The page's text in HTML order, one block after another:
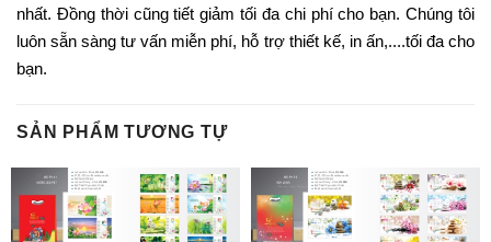
nhất. Đồng thời cũng tiết giảm tối đa chi phí cho bạn. Chúng tôi
luôn sẵn sàng tư vấn miễn phí, hỗ trợ thiết kế, in ấn,....tối đa cho
bạn.
SẢN PHẨM TƯƠNG TỰ